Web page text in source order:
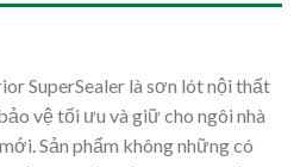
SuperSealer là sơn lót nội thất
vệ tối ưu và giữ cho ngôi nhà
Sản phẩm không những có